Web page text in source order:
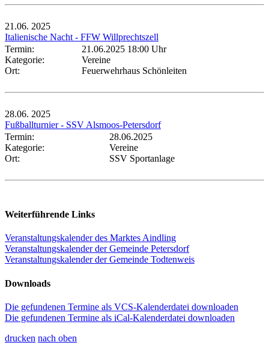
21.06. 2025
Italienische Nacht - FFW Willprechtszell
Termin:
21.06.2025 18:00 Uhr
Kategorie:
Vereine
Ort:
Feuerwehrhaus Schönleiten
28.06. 2025
Fußballturnier - SSV Alsmoos-Petersdorf
Termin:
28.06.2025
Kategorie:
Vereine
Ort:
SSV Sportanlage
Weiterführende Links
Veranstaltungskalender des Marktes Aindling
Veranstaltungskalender der Gemeinde Petersdorf
Veranstaltungskalender der Gemeinde Todtenweis
Downloads
Die gefundenen Termine als VCS-Kalenderdatei downloaden
Die gefundenen Termine als iCal-Kalenderdatei downloaden
drucken nach oben